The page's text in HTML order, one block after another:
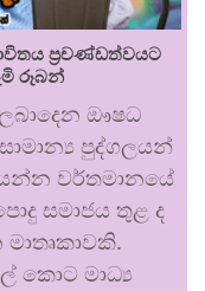
ප්‍රචණ්ඩත්වයට
රූබන්
ඖෂධ
පුද්ගලයන්
වර්තමානයේ
සමාජය තුළ ද
කොට මාධ්‍ය